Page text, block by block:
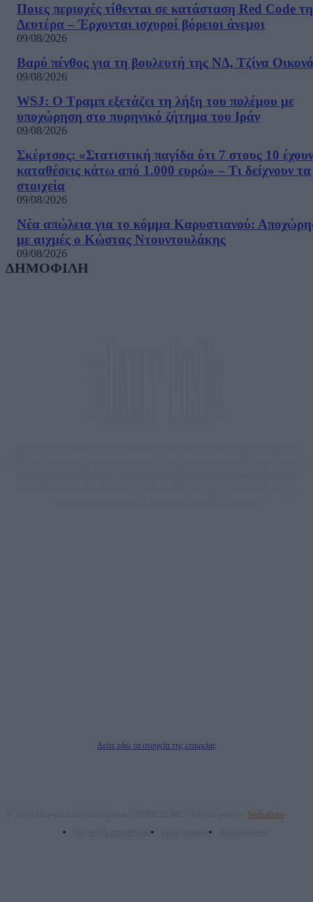
Ποιες περιοχές τίθενται σε κατάσταση Red Code τη
Δευτέρα – Έρχονται ισχυροί βόρειοι άνεμοι
09/08/2026
Βαρύ πένθος για τη βουλευτή της ΝΔ, Τζίνα
09/08/2026
WSJ: Ο Τραμπ εξετάζει τη λήξη του πολέμου με
υποχώρηση στο πυρηνικό ζήτημα του Ιράν
09/08/2026
Σκέρτσος: «Στατιστική παγίδα ότι 7 στους 10 έχουν
καταθέσεις κάτω από 1.000 ευρώ» – Τι δείχνουν τα
στοιχεία
09/08/2026
Νέα απώλεια για το κόμμα Καρυστιανού:
με αιχμές ο Κώστας Ντουντουλάκης
09/08/2026
ΔΗΜΟΦΙΛΗ
Δείτε εδώ τα στοιχεία της εταιρείας
Webalists